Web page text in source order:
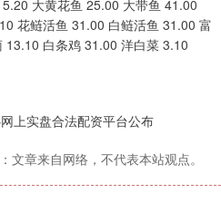
大黄花鱼 25.00 大带鱼 41.00
花鲢活鱼 31.00 白鲢活鱼 31.00 富
白条鸡 31.00 洋白菜 3.10
上实盘合法配资平台公布
文章来自网络，不代表本站观点。